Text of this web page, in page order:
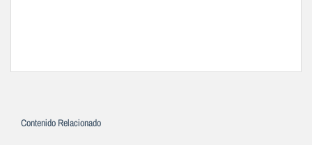
Contenido Relacionado